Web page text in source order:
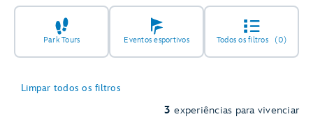
Park Tours Eventos esportivos Todos os filtros(0)
Limpar todos os filtros
3experiências para vivenciar